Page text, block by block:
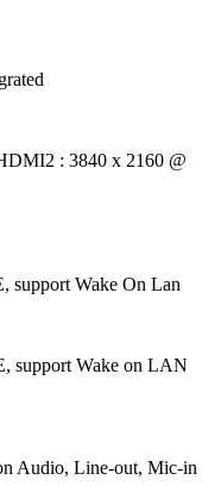
: 3840 x 2160 @
support Wake On Lan
support Wake on LAN
Audio, Line-out, Mic-in